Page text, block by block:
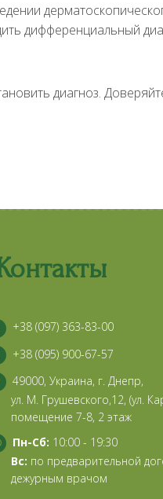
дифференциальный
диагноз.
+38 (097) 363-83-00
+38 (095) 900-67-57
49000, Украина, г. Днепр,
ул. М. Грушевского,12, (ул.
помещение 7-8, 2 этаж
Пн-Сб: 10:00 - 19:30
Вс: по предварительной
дежурным врачом